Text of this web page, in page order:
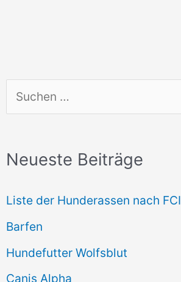
u
h
n
n
a
c
Neueste Beiträge
Liste der Hunderassen nach FCI
Barfen
Hundefutter Wolfsblut
Canis Alpha